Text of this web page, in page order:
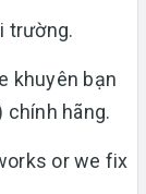
trường.
khuyên bạn
chính hãng.
or we fix